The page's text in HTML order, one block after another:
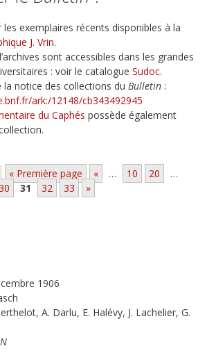
exemplaires récents disponibles à la
J. Vrin.
sont accessibles dans les grandes
: voir le catalogue Sudoc.
la notice des collections du Bulletin :
ark:/12148/cb343492945
du Caphés possède également
« Première page « … 10 20
…
31 32 33 »
1906
A. Darlu, E. Halévy, J. Lachelier, G.